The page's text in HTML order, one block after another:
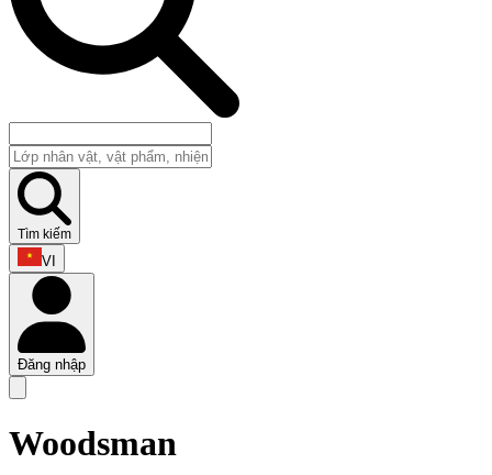
Tìm kiếm
VI
Đăng nhập
Woodsman